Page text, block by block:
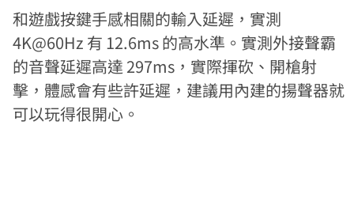
和遊戲按鍵手感相關的輸入延遲，實測
4K@60Hz 有 12.6ms 的高水準。實測外接聲霸
的音聲延遲高達 297ms，實際揮砍、開槍射
擊，體感會有些許延遲，建議用內建的揚聲器就
可以玩得很開心。